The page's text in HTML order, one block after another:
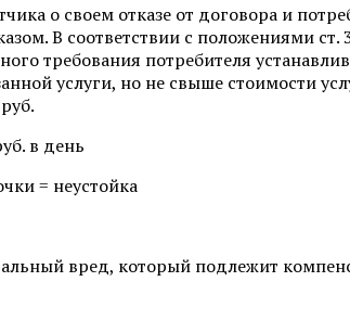
о своем отказе от договора и
В соответствии с положениями
требования потребителя
услуги, но не свыше стоимости
в день
= неустойка
вред, который подлежит